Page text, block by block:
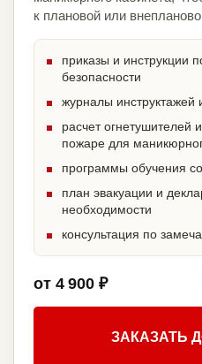
к плановой или
приказы и инструкции
безопасности
журналы инструктажей
расчет огнетушителей
пожаре для
программы обучения
план эвакуации и
необходимости
консультация по
от 4 900 ₽
ЗАКАЗАТЬ